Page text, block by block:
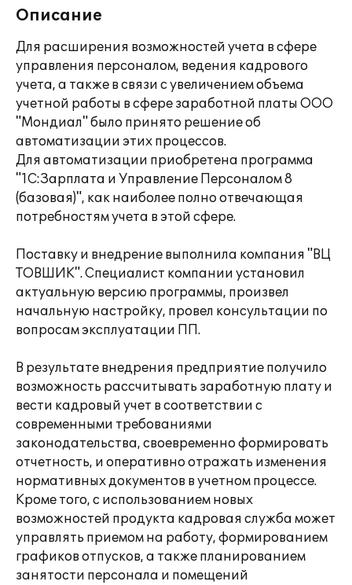
Описание
Для расширения возможностей учета в сфере
управления персоналом, ведения кадрового
учета, а также в связи с увеличением объема
учетной работы в сфере заработной платы ООО
"Мондиал" было принято решение об
автоматизации этих процессов.
Для автоматизации приобретена программа
"1С:Зарплата и Управление Персоналом 8
(базовая)", как наиболее полно отвечающая
потребностям учета в этой сфере.
Поставку и внедрение выполнила компания "ВЦ
ТОВШИК". Специалист компании установил
актуальную версию программы, произвел
начальную настройку, провел консультации по
вопросам эксплуатации ПП.
В результате внедрения предприятие получило
возможность рассчитывать заработную плату и
вести кадровый учет в соответствии с
современными требованиями
законодательства, своевременно формировать
отчетность, и оперативно отражать изменения
нормативных документов в учетном процессе.
Кроме того, с использованием новых
возможностей продукта кадровая служба может
управлять приемом на работу, формированием
графиков отпусков, а также планированием
занятости персонала и помещений